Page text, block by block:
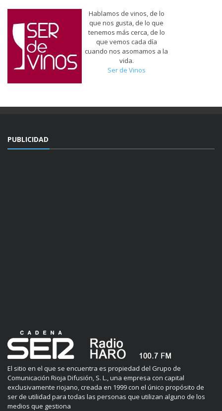
Hablamos de vinos, de lo
que nos gusta, de lo que
tenemos más cerca, de lo
que vemos cada día
cuando nos asomamos a la
vida.
Ser de Vinos
PUBLICIDAD
El sitio en el que se encuentra es propiedad del Grupo de
Comunicación Rioja Difusión, S. L., una empresa con capital
exclusivamente riojano, creada en 1999 con el único propósito de
ser de utilidad para todas las personas que utilizan alguno de los
medios que gestiona